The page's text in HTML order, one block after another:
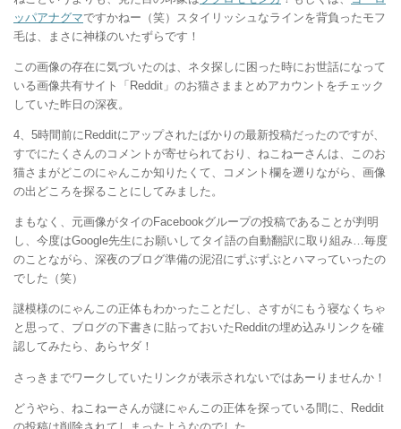
ッパアナグマですかねー（笑）スタイリッシュなラインを背負ったモフ
毛は、まさに神様のいたずらです！
この画像の存在に気づいたのは、ネタ探しに困った時にお世話になって
いる画像共有サイト「Reddit」のお猫さままとめアカウントをチェック
していた昨日の深夜。
4、5時間前にRedditにアップされたばかりの最新投稿だったのですが、
すでにたくさんのコメントが寄せられており、ねこねーさんは、このお
猫さまがどこのにゃんこか知りたくて、コメント欄を遡りながら、画像
の出どころを探ることにしてみました。
まもなく、元画像がタイのFacebookグループの投稿であることが判明
し、今度はGoogle先生にお願いしてタイ語の自動翻訳に取り組み…毎度
のことながら、深夜のブログ準備の泥沼にずぶずぶとハマっていったの
でした（笑）
謎模様のにゃんこの正体もわかったことだし、さすがにもう寝なくちゃ
と思って、ブログの下書きに貼っておいたRedditの埋め込みリンクを確
認してみたら、あらヤダ！
さっきまでワークしていたリンクが表示されないではあーりませんか！
どうやら、ねこねーさんが謎にゃんこの正体を探っている間に、Reddit